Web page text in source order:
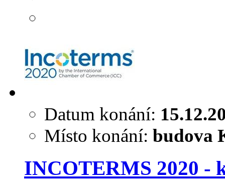
Datum konání:
Místo konání: budova
INCOTERMS 2020 -